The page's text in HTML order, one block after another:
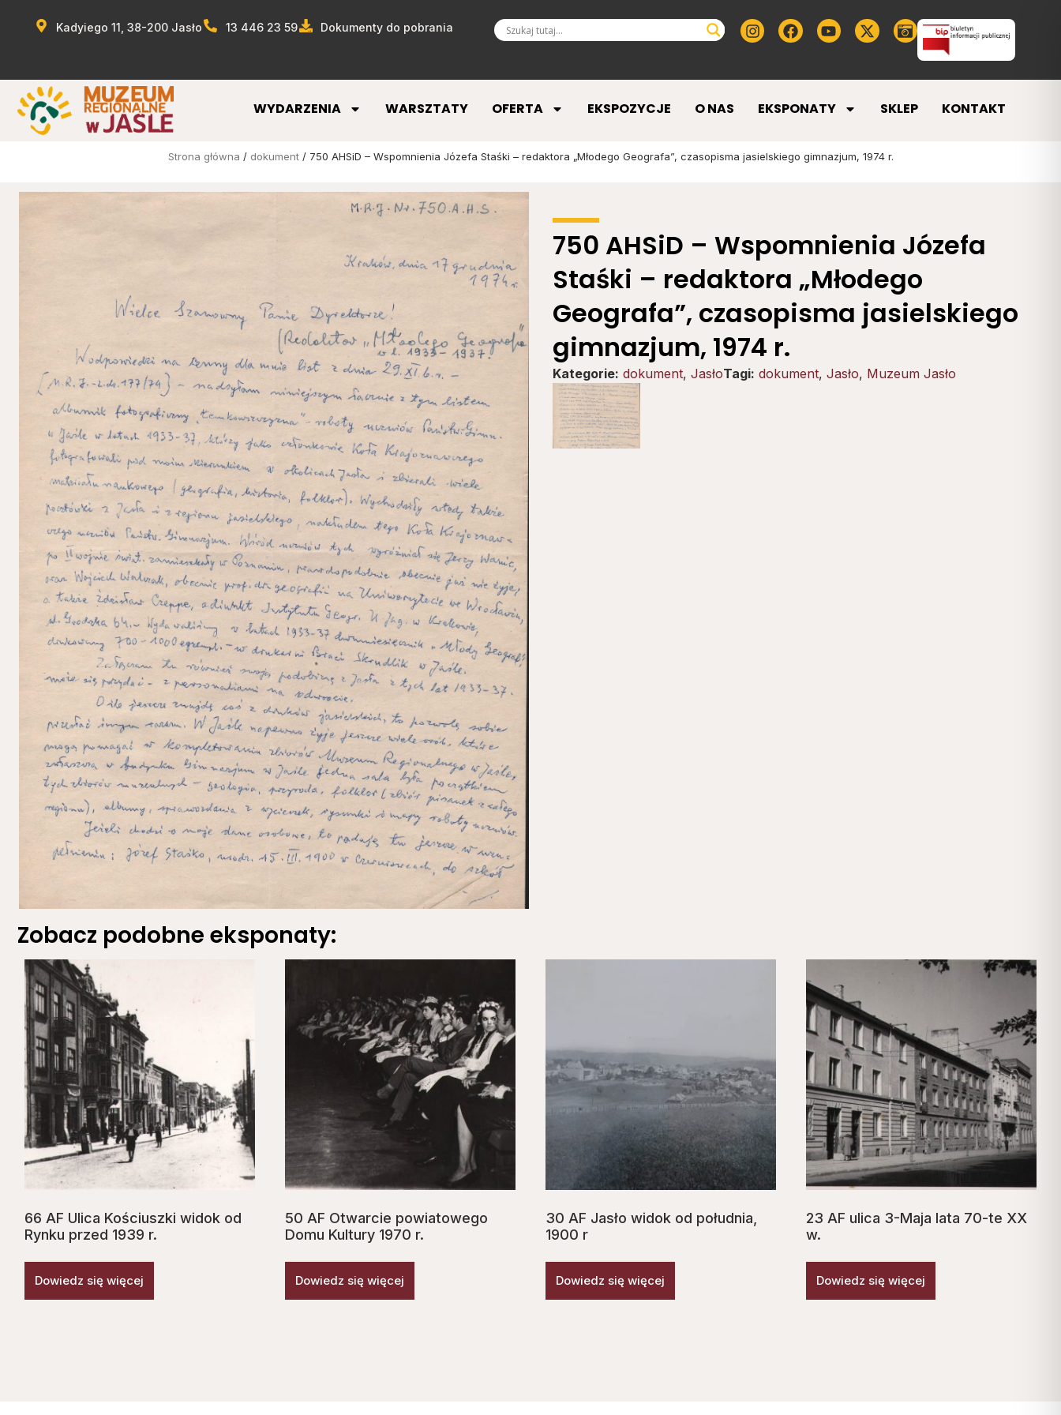
Kadyiego 11, 38-200 Jasło 13 446 23 59 Dokumenty do pobrania
WYDARZENIA WARSZTATY OFERTA EKSPOZYCJE O NAS EKSPONATY SKLEP KONTAKT
Strona główna / dokument/ 750 AHSiD – Wspomnienia Józefa Staśki – redaktora „Młodego Geografa”, czasopisma jasielskiego gimnazjum, 1974 r.
750 AHSiD – Wspomnienia Józefa
Staśki – redaktora „Młodego
Geografa”, czasopisma jasielskiego
gimnazjum, 1974 r.
Kategorie: dokument, JasłoTagi: dokument, Jasło, Muzeum Jasło
Zobacz podobne eksponaty:
66 AF Ulica Kościuszki widok od
Rynku przed 1939 r.
Dowiedz się więcej
50 AF Otwarcie powiatowego
Domu Kultury 1970 r.
Dowiedz się więcej
30 AF Jasło widok od południa,
1900 r
Dowiedz się więcej
23 AF ulica 3-Maja lata 70-te XX
w.
Dowiedz się więcej